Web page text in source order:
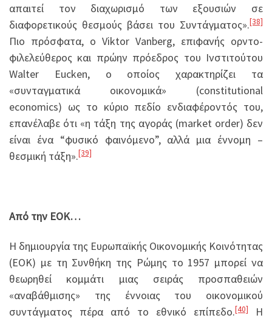
απαιτεί τον διαχωρισμό των εξουσιών σε
διαφορετικούς θεσμούς βάσει του Συντάγματος».[38]
Πιο πρόσφατα, ο Viktor Vanberg, επιφανής ορντο-
φιλελεύθερος και πρώην πρόεδρος του Ινστιτούτου
Walter Eucken, ο οποίος χαρακτηρίζει τα
«συνταγματικά οικονομικά» (constitutional
economics) ως το κύριο πεδίο ενδιαφέροντός του,
επανέλαβε ότι «η τάξη της αγοράς (market order) δεν
είναι ένα “φυσικό φαινόμενο”, αλλά μια έννομη –
θεσμική τάξη».[39]
Από την ΕΟΚ…
Η δημιουργία της Ευρωπαϊκής Οικονομικής Κοινότητας
(ΕΟΚ) με τη Συνθήκη της Ρώμης το 1957 μπορεί να
θεωρηθεί κομμάτι μιας σειράς προσπαθειών
«αναβάθμισης» της έννοιας του οικονομικού
συντάγματος πέρα από το εθνικό επίπεδο.[40] Η